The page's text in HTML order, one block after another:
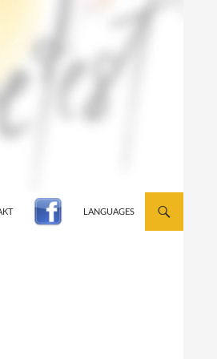
LANGUAGES